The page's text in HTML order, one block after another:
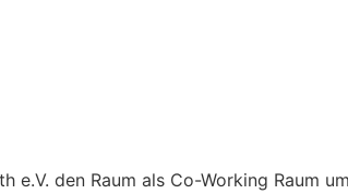
e.V. den Raum als Co-Working Raum